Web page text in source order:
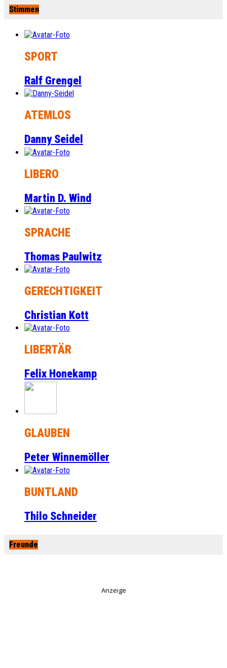
Stimmen
SPORT
Ralf Grengel
ATEMLOS
Danny Seidel
LIBERO
Martin D. Wind
SPRACHE
Thomas Paulwitz
GERECHTIGKEIT
Christian Kott
LIBERTÄR
Felix Honekamp
GLAUBEN
Peter Winnemöller
BUNTLAND
Thilo Schneider
Freunde
Anzeige